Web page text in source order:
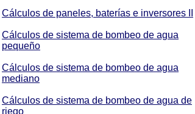
Cálculos de paneles, baterías e inversores II
Cálculos de sistema de bombeo de agua
pequeño
Cálculos de sistema de bombeo de agua
mediano
Cálculos de sistema de bombeo de agua de
riego